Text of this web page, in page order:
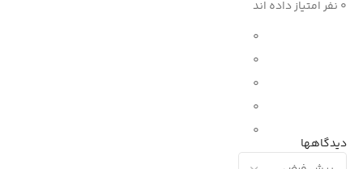
0 نفر امتیاز داده اند
0
0
0
0
0
دیدگاهها